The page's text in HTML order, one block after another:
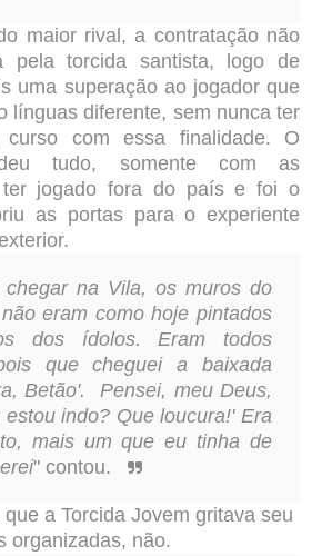
maior rival, a contratação não
pela torcida santista, logo de
uma superação ao jogador que
línguas diferente, sem nunca ter
curso com essa finalidade. O
tudo, somente com as
ter jogado fora do país e foi o
as portas para o experiente
na Vila, os muros do
eram como hoje pintados
dos ídolos. Eram todos
que cheguei a baixada
Betão'. Pensei, meu Deus,
estou indo? Que loucura!' Era
mais um que eu tinha de
" contou.
a Torcida Jovem gritava seu
organizadas, não.